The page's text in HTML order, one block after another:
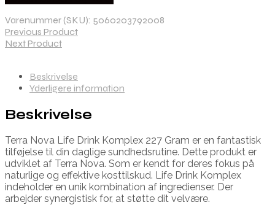
Varenummer (SKU): 5060203792008
Previous Product
Next Product
Beskrivelse
Yderligere information
Beskrivelse
Terra Nova Life Drink Komplex 227 Gram er en fantastisk
tilføjelse til din daglige sundhedsrutine. Dette produkt er
udviklet af Terra Nova. Som er kendt for deres fokus på
naturlige og effektive kosttilskud. Life Drink Komplex
indeholder en unik kombination af ingredienser. Der
arbejder synergistisk for, at støtte dit velvære.